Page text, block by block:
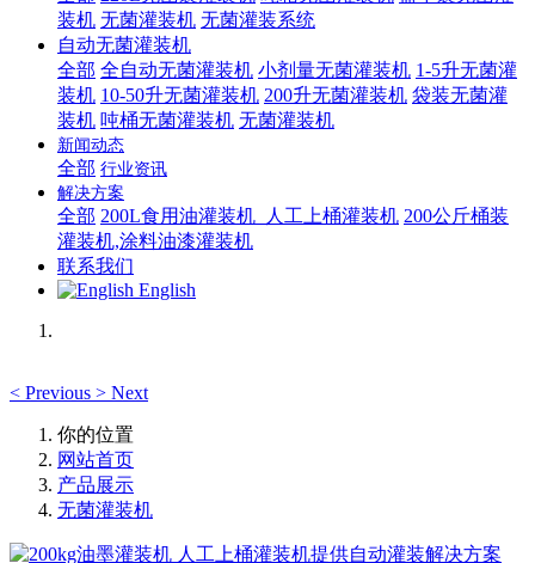
装机 无菌灌装机 无菌灌装系统
自动无菌灌装机
全部 全自动无菌灌装机 小剂量无菌灌装机 1-5升无菌灌
装机 10-50升无菌灌装机 200升无菌灌装机 袋装无菌灌
装机 吨桶无菌灌装机 无菌灌装机
新闻动态
全部 行业资讯
解决方案
全部 200L食用油灌装机_人工上桶灌装机 200公斤桶装
灌装机,涂料油漆灌装机
联系我们
English
< Previous > Next
你的位置
网站首页
产品展示
无菌灌装机